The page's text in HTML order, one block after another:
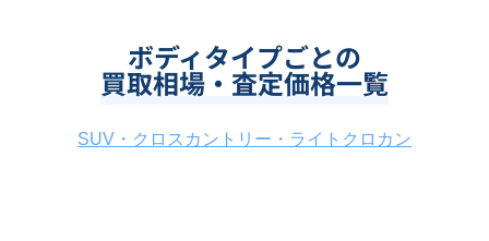
ボディタイプごとの
買取相場・査定価格一覧
SUV・クロスカントリー・ライトクロカン